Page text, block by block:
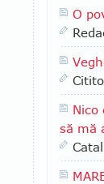
O
Nico
să mă